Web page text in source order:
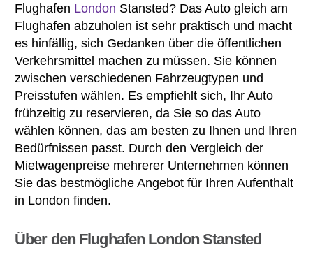
Flughafen London Stansted? Das Auto gleich am
Flughafen abzuholen ist sehr praktisch und macht
es hinfällig, sich Gedanken über die öffentlichen
Verkehrsmittel machen zu müssen. Sie können
zwischen verschiedenen Fahrzeugtypen und
Preisstufen wählen. Es empfiehlt sich, Ihr Auto
frühzeitig zu reservieren, da Sie so das Auto
wählen können, das am besten zu Ihnen und Ihren
Bedürfnissen passt. Durch den Vergleich der
Mietwagenpreise mehrerer Unternehmen können
Sie das bestmögliche Angebot für Ihren Aufenthalt
in London finden.
Über den Flughafen London Stansted